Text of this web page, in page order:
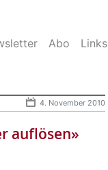
Abo Links
4. November 2010
auflösen»